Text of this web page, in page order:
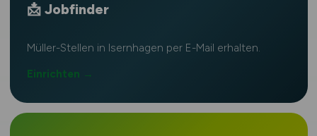
📩 Jobfinder
Müller-Stellen in Isernhagen per E-Mail erhalten.
Einrichten →